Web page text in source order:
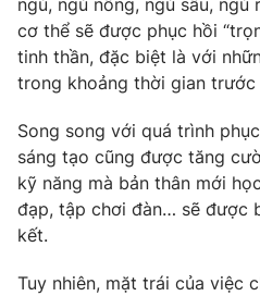
cơ thể sẽ được phục hồi
tinh thần, đặc biệt là với
trong khoảng thời gian trước
Song song với quá trình
sáng tạo cũng được tăng
kỹ năng mà bản thân mới
đạp, tập chơi đàn… sẽ được
kết.
Tuy nhiên, mặt trái của việc